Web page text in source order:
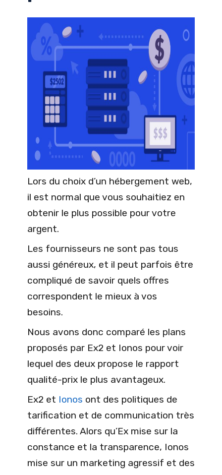
Lors du choix d’un hébergement web,
il est normal que vous souhaitiez en
obtenir le plus possible pour votre
argent.
Les fournisseurs ne sont pas tous
aussi généreux, et il peut parfois être
compliqué de savoir quels offres
correspondent le mieux à vos
besoins.
Nous avons donc comparé les plans
proposés par Ex2 et Ionos pour voir
lequel des deux propose le rapport
qualité-prix le plus avantageux.
Ex2 et Ionos ont des politiques de
tarification et de communication très
différentes. Alors qu’Ex mise sur la
constance et la transparence, Ionos
mise sur un marketing agressif et des